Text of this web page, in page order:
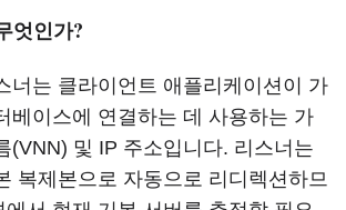
엇인가?
너는 클라이언트 애플리케이션이 가
베이스에 연결하는 데 사용하는 가
(VNN) 및 IP 주소입니다. 리스너는
복제본으로 자동으로 리디렉션하므